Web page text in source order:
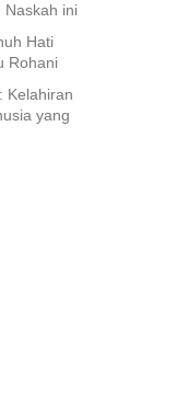
Naskah ini
Hati
Rohani
Kelahiran
yang